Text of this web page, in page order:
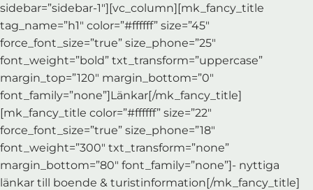
sidebar=”sidebar-1″][vc_column][mk_fancy_title
tag_name=”h1″ color=”#ffffff” size=”45″
force_font_size=”true” size_phone=”25″
font_weight=”bold” txt_transform=”uppercase”
margin_top=”120″ margin_bottom=”0″
font_family=”none”]Länkar[/mk_fancy_title]
[mk_fancy_title color=”#ffffff” size=”22″
force_font_size=”true” size_phone=”18″
font_weight=”300″ txt_transform=”none”
margin_bottom=”80″ font_family=”none”]- nyttiga
länkar till boende & turistinformation[/mk_fancy_title]